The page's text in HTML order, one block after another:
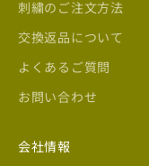
刺繍のご注文方法
交換返品について
よくあるご質問
お問い合わせ
会社情報